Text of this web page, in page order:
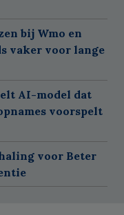
bij Wmo en
vaker voor lange
AI-model dat
voorspelt
voor Beter